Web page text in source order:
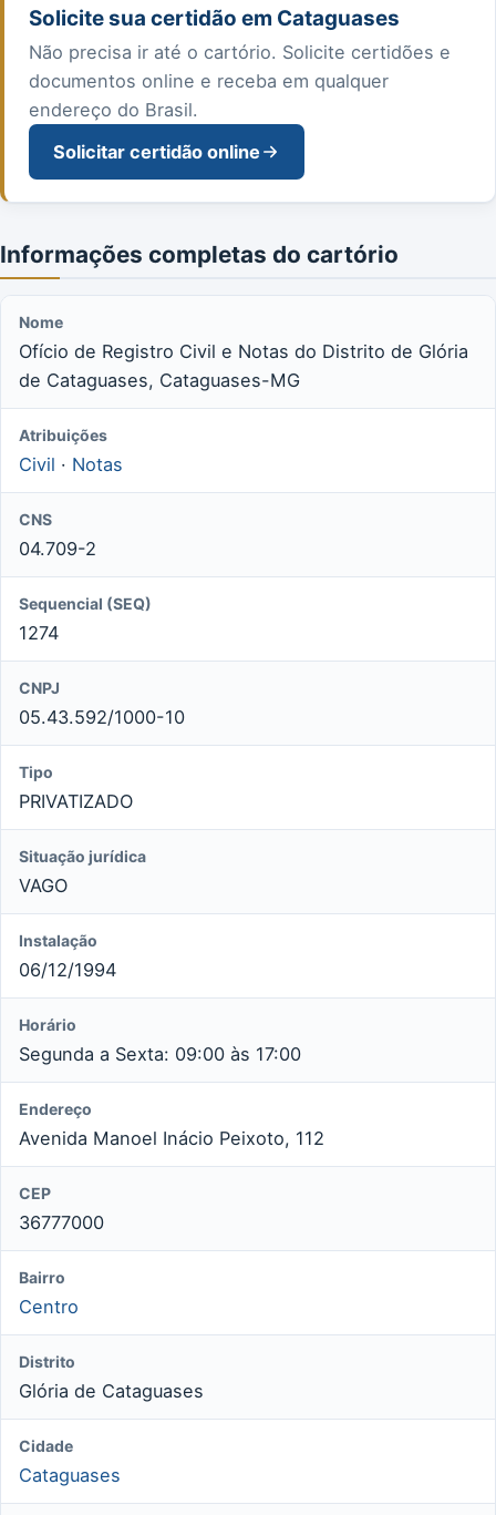
Solicite sua certidão em Cataguases
Não precisa ir até o cartório. Solicite certidões e
documentos online e receba em qualquer
endereço do Brasil.
Solicitar certidão online
Informações completas do cartório
Nome
Ofício de Registro Civil e Notas do Distrito de Glória
de Cataguases, Cataguases-MG
Atribuições
Civil · Notas
CNS
04.709-2
Sequencial (SEQ)
1274
CNPJ
05.43.592/1000-10
Tipo
PRIVATIZADO
Situação jurídica
VAGO
Instalação
06/12/1994
Horário
Segunda a Sexta: 09:00 às 17:00
Endereço
Avenida Manoel Inácio Peixoto, 112
CEP
36777000
Bairro
Centro
Distrito
Glória de Cataguases
Cidade
Cataguases